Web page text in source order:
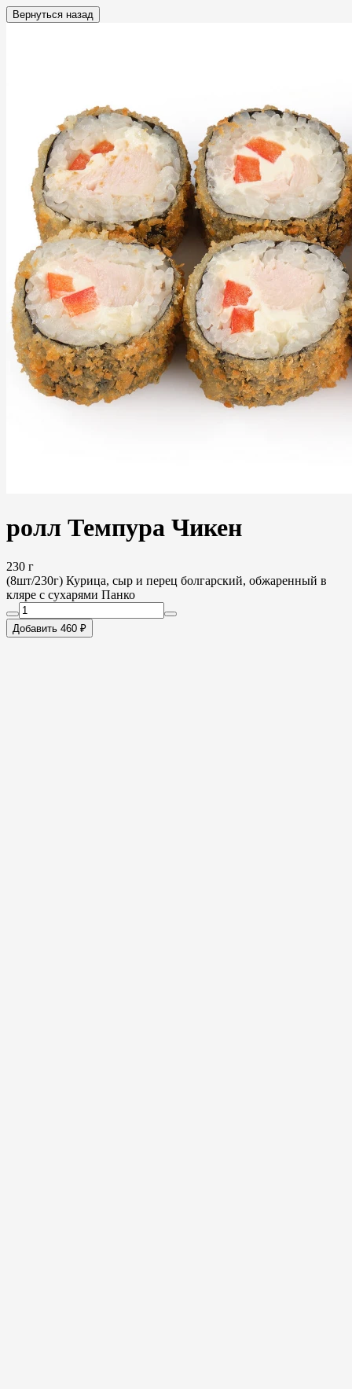
Вернуться назад
ролл Темпура Чикен
230 г
(8шт/230г) Курица, сыр и перец болгарский, обжаренный в
кляре с сухарями Панко
Добавить 460 ₽